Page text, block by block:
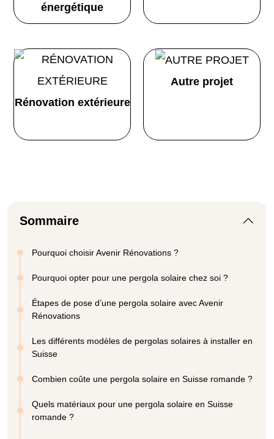
énergétique
Rénovation extérieure
Autre projet
Sommaire
Pourquoi choisir Avenir Rénovations ?
Pourquoi opter pour une pergola solaire chez soi ?
Étapes de pose d’une pergola solaire avec Avenir
Rénovations
Les différents modèles de pergolas solaires à installer en
Suisse
Combien coûte une pergola solaire en Suisse romande ?
Quels matériaux pour une pergola solaire en Suisse
romande ?